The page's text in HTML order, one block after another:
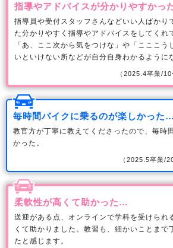
指導やアドバイスが分かりやすかっ
指導員や受付スタッフさんなどいい人ばかり
た分かりやすく指導やアドバイスをしてくれ
「あ、ここ次から気をつけな」や「こここう
いといけない所などが自分自身わかるように
（2025.4卒業/
毎時間バイクに乗るのが楽しかった…
教官方が丁寧に教えてくださったので、毎時
かった。
（2025.5卒業/
柔軟性が高くて助かった…
送迎がある点、オンラインで学科を受けられ
くて助かりました。教習も、細かいことまで
たと感じます。